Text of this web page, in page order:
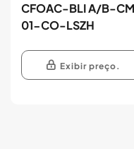
CFOAC-BLI A/B-
01-CO-LSZH
Exibir preço.